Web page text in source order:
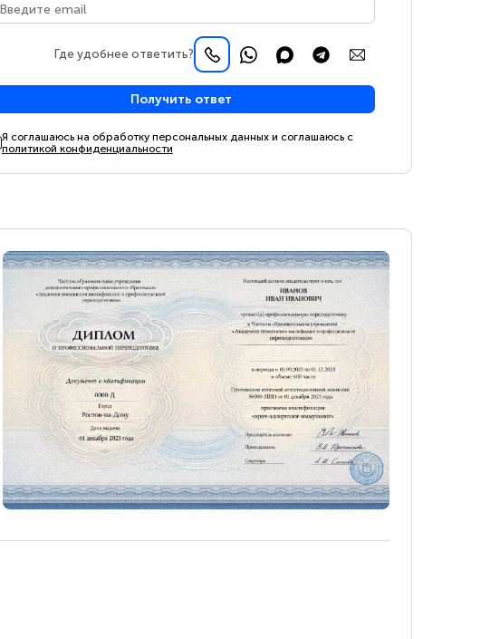
Где удобнее ответить?
Получить ответ
Я соглашаюсь на обработку персональных данных и соглашаюсь с
политикой конфиденциальности